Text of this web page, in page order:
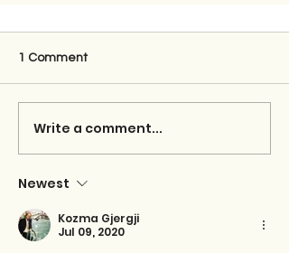
1 Comment
Write a comment...
Newest
Kozma Gjergji
Jul 09, 2020